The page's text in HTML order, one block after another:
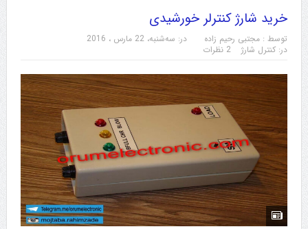
خرید شارژ کنترلر خورشیدی
توسط : مجتبی رحیم زاده در: سه‌شنبه، 22 مارس ، 2016
در: کنترل شارژ 2 نظرات